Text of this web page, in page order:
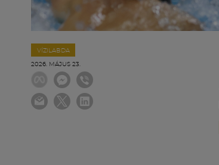
VÍZILABDA
2026. MÁJUS 23.